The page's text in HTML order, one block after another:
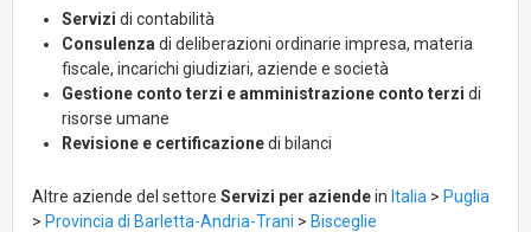
Servizi di contabilità
Consulenza di deliberazioni ordinarie impresa, materia
fiscale, incarichi giudiziari, aziende e società
Gestione conto terzi e amministrazione conto terzi di
risorse umane
Revisione e certificazionedi bilanci
Altre aziende del settore Servizi per aziendein Italia > Puglia
> Provincia di Barletta-Andria-Trani > Bisceglie